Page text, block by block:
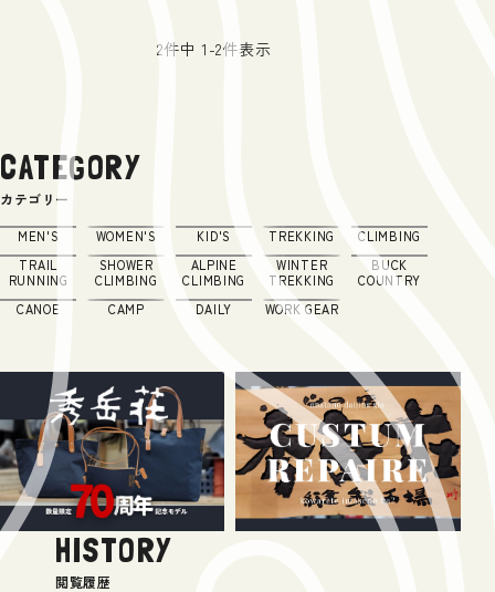
2件中 1 -2件表示
CATEGORY
カテゴリー
MEN'S WOMEN'S KID'S TREKKING
CLIMBING
TRAIL
RUNNING
SHOWER
CLIMBING
ALPINE
CLIMBING
WINTER
TREKKING
BUCK
COUNTRY
CANOE
CAMP DAILY WORK GEAR
HISTORY
閲覧履歴